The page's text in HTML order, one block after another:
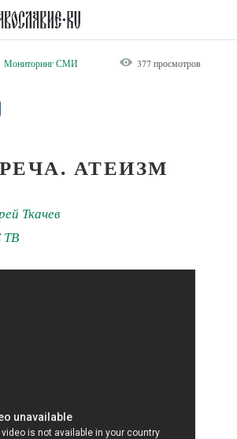
Мониторинг СМИ 377 просмотров
АТЕИЗМ
Ткачев